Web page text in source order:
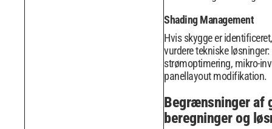
Shading Management
Hvis skygge er
vurdere tekniske løsninger:
strømoptimering, mikro-
panellayout modifikation.
Begrænsninger af
beregninger og